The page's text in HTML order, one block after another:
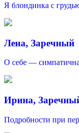
Я блондинка с
Лена, Заречный
О себе —
Ирина,
Подробности при